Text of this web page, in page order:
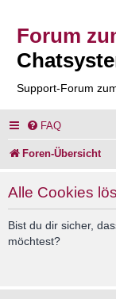
Forum
Support-Forum
FAQ
Foren-Übersicht
Alle Cookies
Bist du dir sicher,
möchtest?